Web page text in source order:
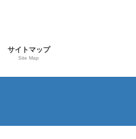
サイトマップ
Site Map